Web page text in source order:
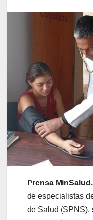
Prensa
de especialistas
de Salud (SPNS),